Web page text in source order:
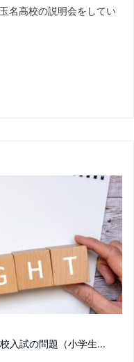
高校の説明会をしてい
入試の問題（小学生...